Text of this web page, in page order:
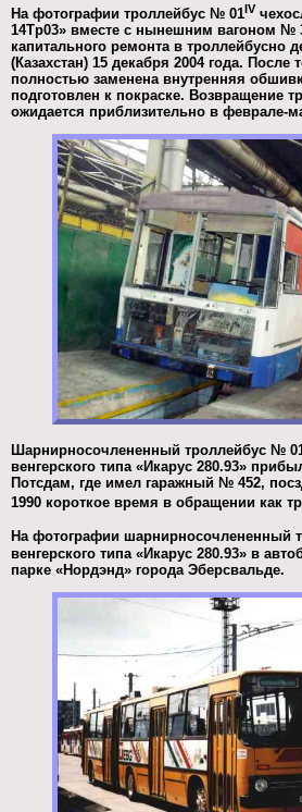
На фотографии троллейбус № 01IV
14Тр03» вместе с нынешним вагоном №
капитального ремонта в троллейбусно
(Казахстан) 15 декабря 2004 года. После
полностью заменена внутренняя
подготовлен к покраске. Возвращение
ожидается приблизительно в феврале-
Шарнирносочлененный троллейбус №
венгерского типа «Икарус 280.93»
Потсдам, где имел гаражный № 452,
1990 короткое время в обращении как
На фотографии шарнирносочлененный
венгерского типа «Икарус 280.93» в
парке «Нордэнд» города Эберсвальде.